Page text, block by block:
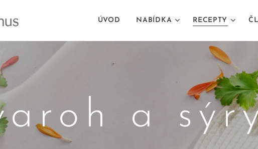
ÚVOD NABÍDKA RECEPTY
a